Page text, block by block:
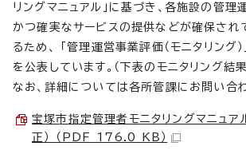
リングマニュアル」に基づき、各施設の管理
かつ確実なサービスの提供などが確保され
るため、 「管理運営事業評価（モニタリング
を公表しています。（下表のモニタリング結
なお、詳細については各所管課にお問い合
宝塚市指定管理者モニタリングマニュア
正） （PDF 176.0 KB）